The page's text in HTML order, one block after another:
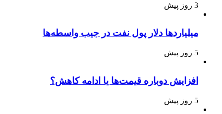
3 روز پیش
میلیاردها دلار پول نفت در جیب واسطه‌ها
5 روز پیش
افزایش دوباره قیمت‌ها یا ادامه کاهش؟
5 روز پیش